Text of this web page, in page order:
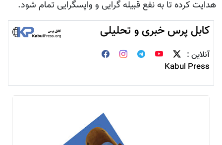
هدایت کرده تا به نفع قبیله گرایی و واپسگرایی تمام شود.
کابل پرس خبری و تحلیلی
آنلاین :
Kabul Press